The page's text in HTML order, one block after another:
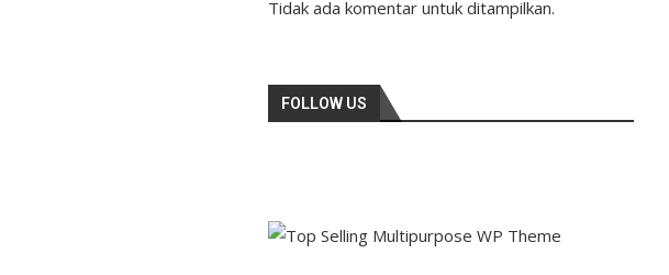
Tidak ada komentar untuk ditampilkan.
FOLLOW US